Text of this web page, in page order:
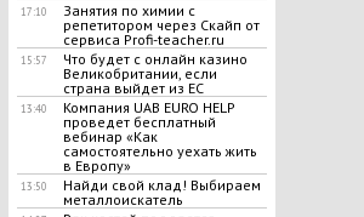
17:10
Занятия по химии с
репетитором через Скайп от
сервиса Profi-teacher.ru
15:57
Что будет с онлайн казино
Великобритании, если
страна выйдет из ЕС
13:40
Компания UAB EURO HELP
проведет бесплатный
вебинар «Как
самостоятельно уехать жить
в Европу»
13:50
Найди свой клад! Выбираем
металлоискатель